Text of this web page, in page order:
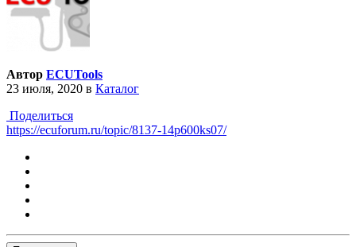
Автор ECUTools
23 июля, 2020 в Каталог
Поделиться
https://ecuforum.ru/topic/8137-14p600ks07/